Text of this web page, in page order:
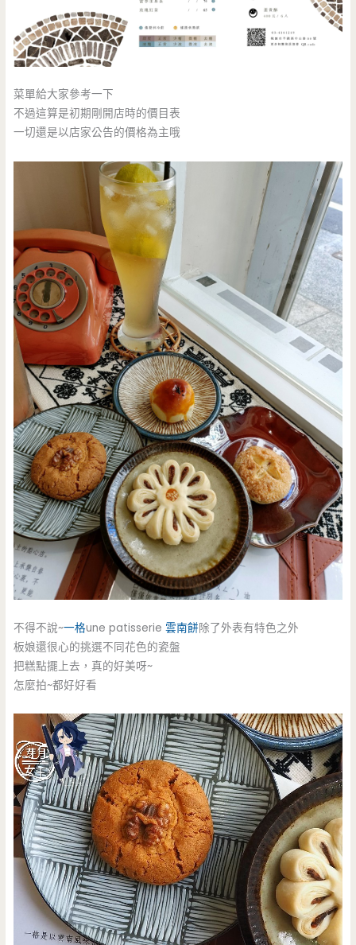
菜單給大家參考一下
不過這算是初期剛開店時的價目表
一切還是以店家公告的價格為主哦
不得不說~一格une patisserie雲南餅除了外表有特色之外
板娘還很心的挑選不同花色的瓷盤
把糕點擺上去，真的好美呀~
怎麼拍~都好好看